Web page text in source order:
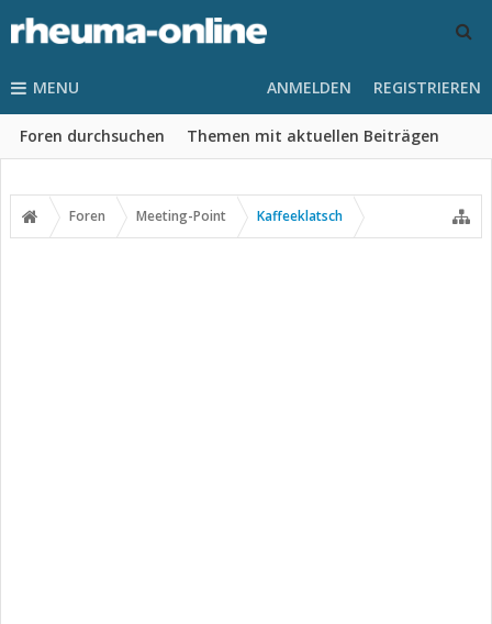
MENU
Foren durchsuchen Themen mit aktuellen Beiträgen
ANMELDEN REGISTRIEREN
Foren Meeting-Point Kaffeeklatsch